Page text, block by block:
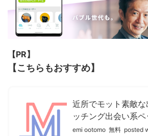
【PR】
【こちらもおすすめ】
近所でモット素敵
ッチング出会い系
emi ootomo 無料 posted